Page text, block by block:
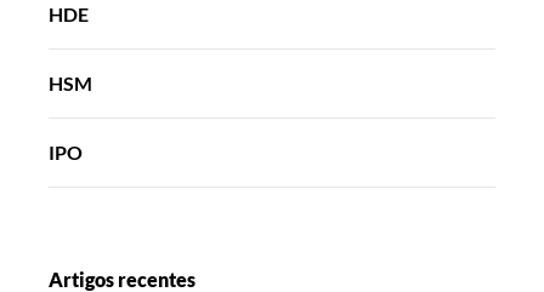
HDE
HSM
IPO
Artigos recentes